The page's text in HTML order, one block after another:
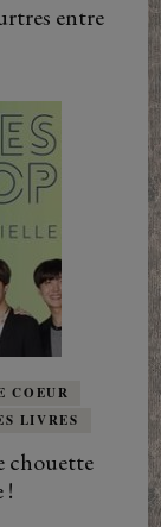
entre
COEUR
LIVRES
chouette
!